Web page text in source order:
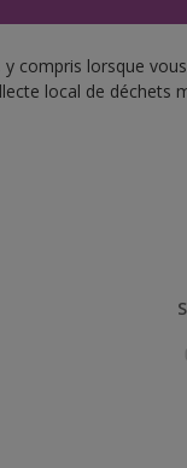
compris lorsque
local de déchets